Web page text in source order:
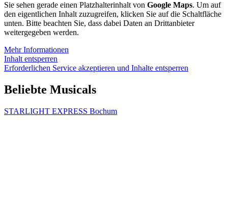
Sie sehen gerade einen Platzhalterinhalt von Google Maps. Um auf
den eigentlichen Inhalt zuzugreifen, klicken Sie auf die Schaltfläche
unten. Bitte beachten Sie, dass dabei Daten an Drittanbieter
weitergegeben werden.
Mehr Informationen
Inhalt entsperren
Erforderlichen Service akzeptieren und Inhalte entsperren
Beliebte Musicals
STARLIGHT EXPRESS Bochum